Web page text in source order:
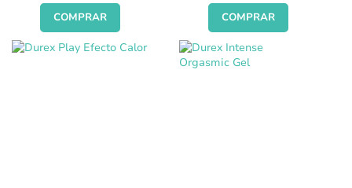
COMPRAR COMPRAR